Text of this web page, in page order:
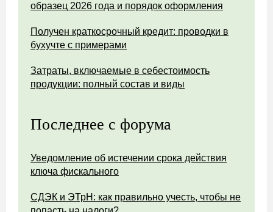
образец 2026 года и порядок оформления
Получен краткосрочный кредит: проводки в
бухучте с примерами
Затраты, включаемые в себестоимость
продукции: полный состав и виды
Последнее с форума
Уведомление об истечении срока действия
ключа фискального
СДЭК и ЭТрН: как правильно учесть, чтобы не